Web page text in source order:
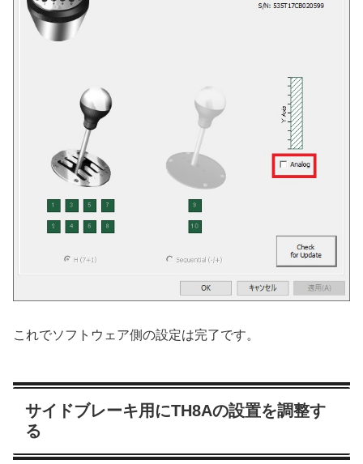
これでソフトウェア側の設定は完了です。
サイドブレーキ用にTH8Aの設置を調整す
る